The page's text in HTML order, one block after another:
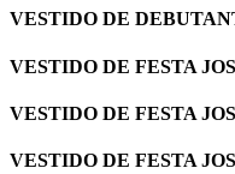
VESTIDO DE
VESTIDO DE FESTA
VESTIDO DE FESTA
VESTIDO DE FESTA